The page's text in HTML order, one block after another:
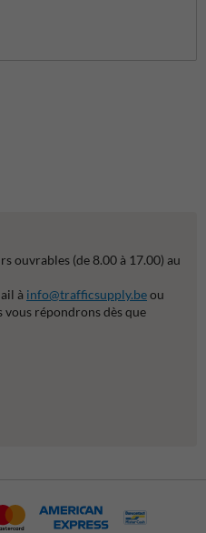
ouvrables (de 8.00 à 17.00) au
à info@trafficsupply.beou
répondrons dès que